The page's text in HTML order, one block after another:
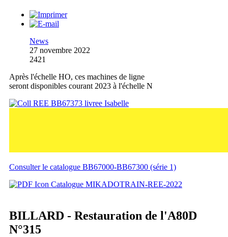
News
27 novembre 2022
2421
Après l'échelle HO, ces machines de ligne
seront disponibles courant 2023 à l'échelle N
Consulter le catalogue BB67000-BB67300 (série 1)
Catalogue MIKADOTRAIN-REE-2022
BILLARD - Restauration de l'A80D
N°315